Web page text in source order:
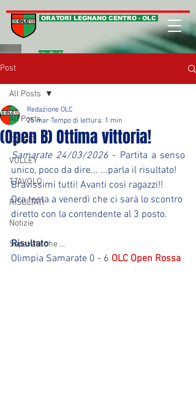
ORATORI LEGNANO CENTRO - OLC
sito ufficiale
Post
All Posts
CALCIO
VOLLEY
T.TAVOLO
RISULTATI
Notizie
Sapevate che ...
All Posts
(Open B) Ottima vittoria!
Redazione OLC
25 mar Tempo di lettura: 1 min
Samarate 24/03/2026 - Partita a senso
unico, poco da dire... ...parla il risultato!
Bravissimi tutti! Avanti così ragazzi!!
Ora testa a venerdì che ci sarà lo scontro
diretto con la contendente al 3 posto.
Risultato
Olimpia Samarate 0 - 6 OLC Open Rossa